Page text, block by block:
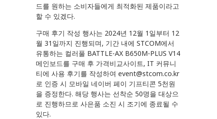
드를 원하는 소비자들에게 최적화된 제품이라고
할 수 있겠다.
구매 후기 작성 행사는 2024년 12월 1일부터 12
월 31일까지 진행되며, 기간 내에 STCOM에서
유통하는 컬러풀 BATTLE-AX B650M-PLUS V14
메인보드를 구매 후 가격비교사이트, IT 커뮤니
티에 사용 후기를 작성하여 event@stcom.co.kr
로 인증 시 모바일 네이버 페이 기프티콘 5천원
을 증정한다. 해당 행사는 선착순 50명을 대상으
로 진행하므로 사은품 소진 시 조기에 종료될 수
있다.